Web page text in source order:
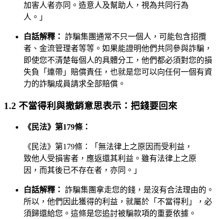
加害人者亦同。造意人及幫助人，視為共同行為
人。」
白話解釋： 詐騙集團通常不只一個人，可能包含招攬
者、金流管理者等等。如果能證明他們共同參與詐騙，
即使您不清楚每個人的具體分工，他們都必須對您的損
失負「連帶」賠償責任，也就是您可以向任何一個有資
力的詐騙成員請求全部賠償。
1.2 不當得利與撤銷意思表示：把錢要回來
《民法》第179條：
《民法》第179條：「無法律上之原因而受利益，
致他人受損害者，應返還其利益。雖有法律上之原
因，而其後已不存在者，亦同。」
白話解釋： 詐騙集團拿走您的錢，是沒有合法理由的。
所以，他們因此獲得的利益，就屬於「不當得利」，必
須歸還給您。這條是您追討被騙款項的重要依據。